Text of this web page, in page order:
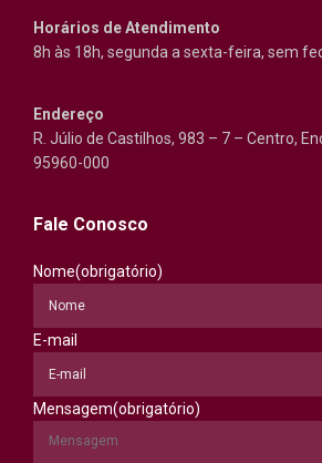
Horários de Atendimento
8h às 18h, segunda a sexta-feira, sem
Endereço
R. Júlio de Castilhos, 983 – 7 – Centro,
95960-000
Fale Conosco
Nome(obrigatório)
E-mail
Mensagem(obrigatório)